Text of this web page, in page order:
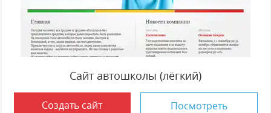
Сайт автошколы (лёгкий)
Создать сайт Посмотреть